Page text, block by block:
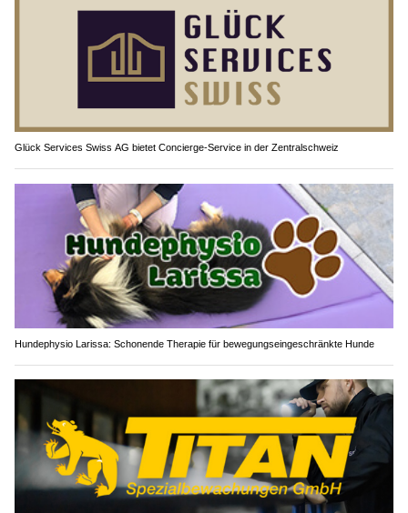
Glück Services Swiss AG bietet Concierge-Service in der Zentralschweiz
Hundephysio Larissa: Schonende Therapie für bewegungseingeschränkte Hunde